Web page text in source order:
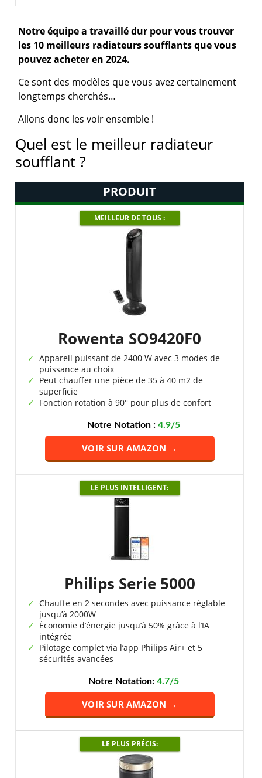
Notre équipe a travaillé dur pour vous trouver
les 10 meilleurs radiateurs soufflants que vous
pouvez acheter en 2024.
Ce sont des modèles que vous avez certainement
longtemps cherchés…
Allons donc les voir ensemble !
Quel est le meilleur radiateur
soufflant ?
PRODUIT
MEILLEUR DE TOUS :
Rowenta SO9420F0
Appareil puissant de 2400 W avec 3 modes de
puissance au choix
Peut chauffer une pièce de 35 à 40 m2 de
superficie
Fonction rotation à 90° pour plus de confort
Notre Notation :4.9/5
VOIR SUR AMAZON →
LE PLUS INTELLIGENT:
Philips Serie 5000
Chauffe en 2 secondes avec puissance réglable
jusqu’à 2000W
Économie d’énergie jusqu’à 50% grâce à l’IA
intégrée
Pilotage complet via l’app Philips Air+ et 5
sécurités avancées
Notre Notation:4.7/5
VOIR SUR AMAZON →
LE PLUS PRÉCIS: